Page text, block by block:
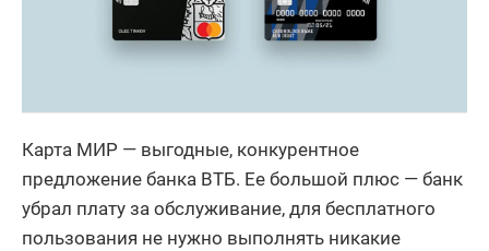
Карта МИР — выгодные, конкурентное
предложение банка ВТБ. Ее большой плюс — банк
убрал плату за обслуживание, для бесплатного
пользования не нужно выполнять никакие